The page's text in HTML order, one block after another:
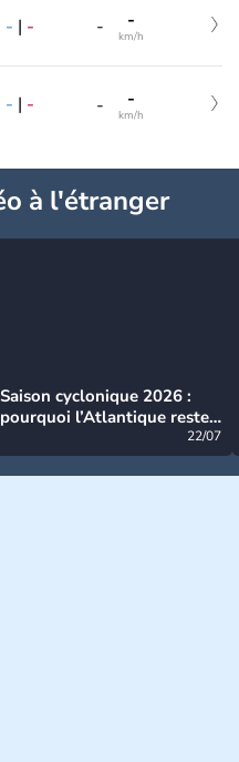
- | - - -
km/h
- | - - -
km/h
à l'étranger
Saison cyclonique 2026 :
pourquoi l’Atlantique reste
22/07